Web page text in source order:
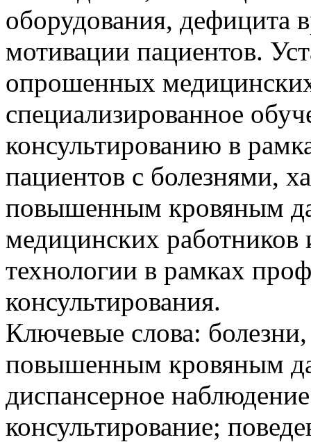
оборудования, дефицита
мотивации пациентов.
опрошенных
специализированное
консультированию в
пациентов с болезнями,
повышенным кровяным
медицинских работников
технологии в рамках
консультирования.
Ключевые слова:
повышенным кровяным
диспансерное
консультирование;